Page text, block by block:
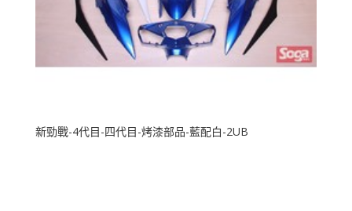
新勁戰-4代目-四代目-烤漆部品-藍配白-2UB